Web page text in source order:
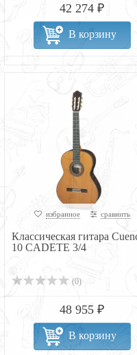
42 274 ₽
В корзину
избранное сравнить
Классическая гитара
10 CADETE 3/4
(0)
48 955 ₽
В корзину